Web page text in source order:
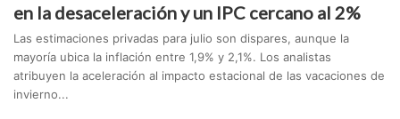
en la desaceleración y un IPC cercano al 2%
Las estimaciones privadas para julio son dispares, aunque la
mayoría ubica la inflación entre 1,9% y 2,1%. Los analistas
atribuyen la aceleración al impacto estacional de las vacaciones de
invierno...